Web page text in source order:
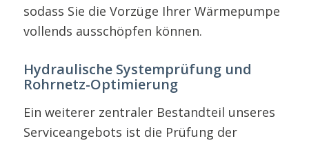
sodass Sie die Vorzüge Ihrer Wärmepumpe
vollends ausschöpfen können.
Hydraulische Systemprüfung und
Rohrnetz-Optimierung
Ein weiterer zentraler Bestandteil unseres
Serviceangebots ist die Prüfung der